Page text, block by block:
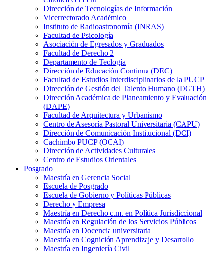
Dirección de Tecnologías de Información
Vicerrectorado Académico
Instituto de Radioastronomía (INRAS)
Facultad de Psicología
Asociación de Egresados y Graduados
Facultad de Derecho 2
Departamento de Teología
Dirección de Educación Continua (DEC)
Facultad de Estudios Interdisciplinarios de la PUCP
Dirección de Gestión del Talento Humano (DGTH)
Dirección Académica de Planeamiento y Evaluación
(DAPE)
Facultad de Arquitectura y Urbanismo
Centro de Asesoría Pastoral Universitaria (CAPU)
Dirección de Comunicación Institucional (DCI)
Cachimbo PUCP (OCAI)
Dirección de Actividades Culturales
Centro de Estudios Orientales
Posgrado
Maestría en Gerencia Social
Escuela de Posgrado
Escuela de Gobierno y Políticas Públicas
Derecho y Empresa
Maestría en Derecho c.m. en Política Jurisdiccional
Maestría en Regulación de los Servicios Públicos
Maestría en Docencia universitaria
Maestría en Cognición Aprendizaje y Desarrollo
Maestría en Ingeniería Civil